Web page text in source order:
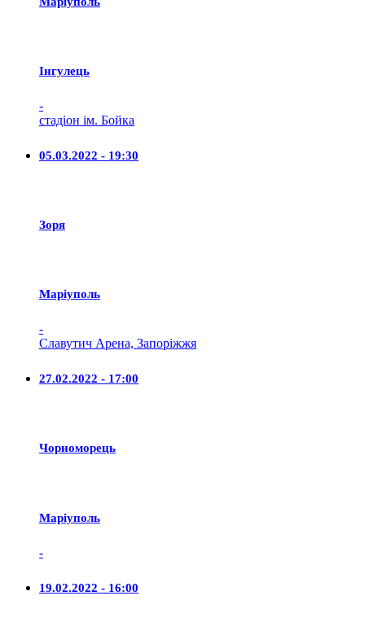
Iнгулець
-
стадіон ім. Бойка
05.03.2022 - 19:30
Зоря
Маріуполь
-
Славутич Арена, Запоріжжя
27.02.2022 - 17:00
Чорноморець
Маріуполь
-
19.02.2022 - 16:00